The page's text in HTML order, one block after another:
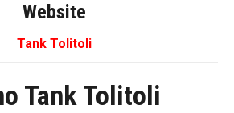
Website
Tank Tolitoli
Tank Tolitoli